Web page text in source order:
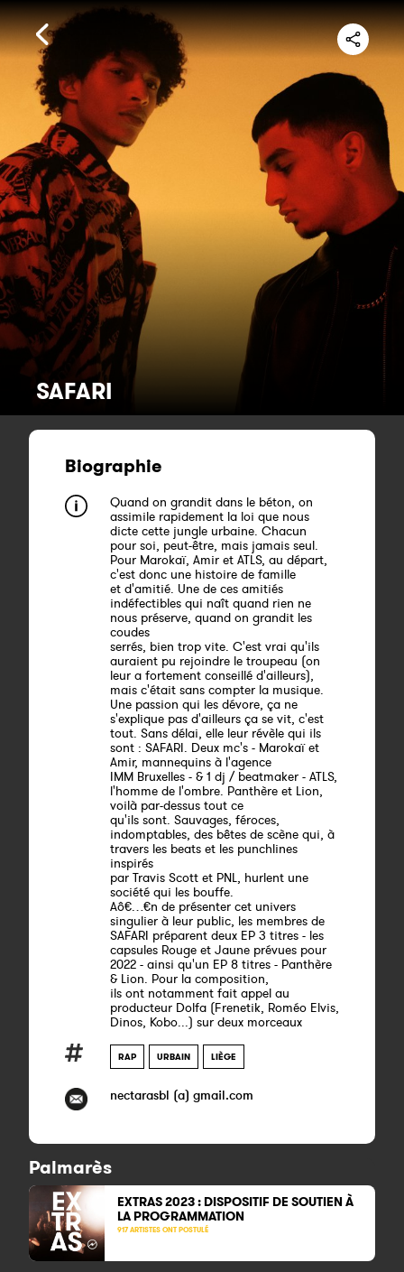
SAFARI
Biographie
Quand on grandit dans le béton, on
assimile rapidement la loi que nous
dicte cette jungle urbaine. Chacun
pour soi, peut-être, mais jamais seul.
Pour Marokaï, Amir et ATLS, au départ,
c'est donc une histoire de famille
et d'amitié. Une de ces amitiés
indéfectibles qui naît quand rien ne
nous préserve, quand on grandit les
coudes
serrés, bien trop vite. C'est vrai qu'ils
auraient pu rejoindre le troupeau (on
leur a fortement conseillé d'ailleurs),
mais c'était sans compter la musique.
Une passion qui les dévore, ça ne
s'explique pas d'ailleurs ça se vit, c'est
tout. Sans délai, elle leur révèle qui ils
sont : SAFARI. Deux mc's - Marokaï et
Amir, mannequins à l'agence
IMM Bruxelles - & 1 dj / beatmaker - ATLS,
l'homme de l'ombre. Panthère et Lion,
voilà par-dessus tout ce
qu'ils sont. Sauvages, féroces,
indomptables, des bêtes de scène qui, à
travers les beats et les punchlines
inspirés
par Travis Scott et PNL, hurlent une
société qui les bouffe.
Aô€…€n de présenter cet univers
singulier à leur public, les membres de
SAFARI préparent deux EP 3 titres - les
capsules Rouge et Jaune prévues pour
2022 - ainsi qu'un EP 8 titres - Panthère
& Lion. Pour la composition,
ils ont notamment fait appel au
producteur Dolfa (Frenetik, Roméo Elvis,
Dinos, Kobo...) sur deux morceaux
RAP URBAIN LIÈGE
nectarasbl (a) gmail.com
Palmarès
EXTRAS 2023 : DISPOSITIF DE SOUTIEN À
LA PROGRAMMATION
917 ARTISTES ONT POSTULÉ